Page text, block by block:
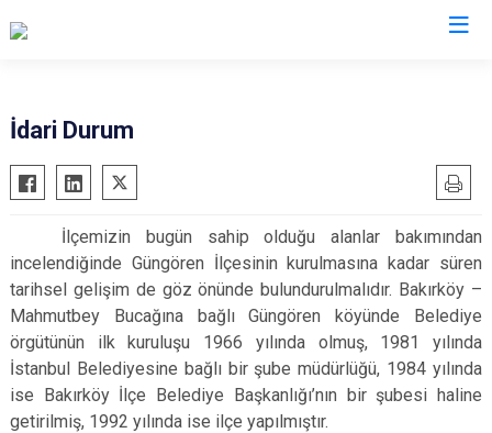
Adalar
Avcılar
Bahçelievler
Bakırköy
Bayrampaşa
Beşiktaş
Beykoz
Güngören
Kadıköy
Kağıthane
Kartal
Küçükçekmece
Maltepe
Ümraniye
Üsküdar
Zeytinburnu
Arnavutköy
Ataşehir
Başakşehir
İdari Durum
İlçemizin bugün sahip olduğu alanlar bakımından
incelendiğinde Güngören İlçesinin kurulmasına kadar süren
tarihsel gelişim de göz önünde bulundurulmalıdır. Bakırköy –
Mahmutbey Bucağına bağlı Güngören köyünde Belediye
örgütünün ilk kuruluşu 1966 yılında olmuş, 1981 yılında
İstanbul Belediyesine bağlı bir şube müdürlüğü, 1984 yılında
ise Bakırköy İlçe Belediye Başkanlığı’nın bir şubesi haline
getirilmiş, 1992 yılında ise ilçe yapılmıştır.